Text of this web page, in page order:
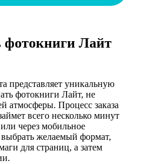
фотокниги Лайт
представляет уникальную
фотокниги Лайт, не
атмосферы. Процесс заказа
всего несколько минут
через мобильное
желаемый формат,
для страниц, а затем